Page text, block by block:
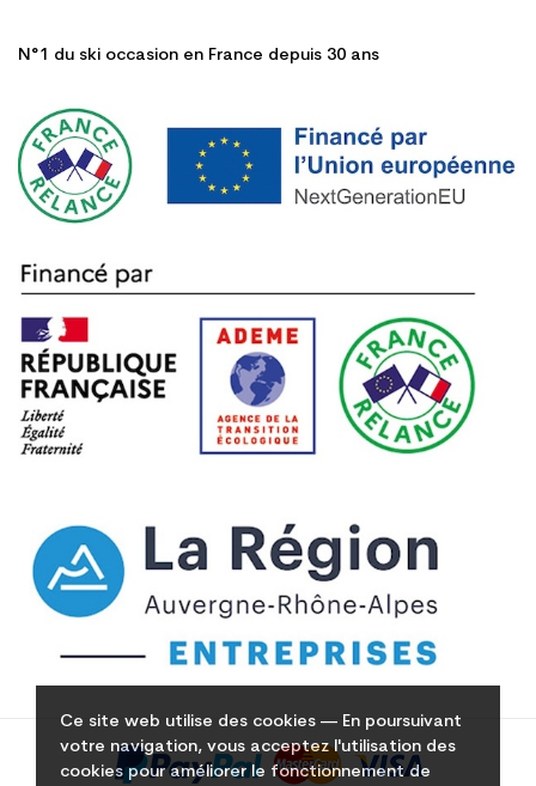
Ce site web utilise des cookies — En poursuivant
votre navigation, vous acceptez l'utilisation des
cookies pour améliorer le fonctionnement de
N°1 du ski occasion en France depuis 30 ans